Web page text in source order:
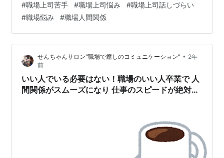
全に独自の経験から得た気づきを元に 編み出してきた方
法となります。 とはいえ、この思考法を実践すると 間違
いなくコミュニケーションの力がつき、 あなたの世界が
変わっていくことは 私の経験を通して折り紙付きです！
是非、最後まで読んでいってくださいね！！！ 新卒１年
目の方や、転…
#職場上司苦手 #職場上司悩み #職場上司話しづらい
#職場悩み #職場人間関係
せんちゃんサロン"職場で癒しのコミュニケーション" • 2年
前
いい人でいる必要はない！職場のいい人卒業で 人
間関係がスムーズになり 仕事のスピードが絶対的